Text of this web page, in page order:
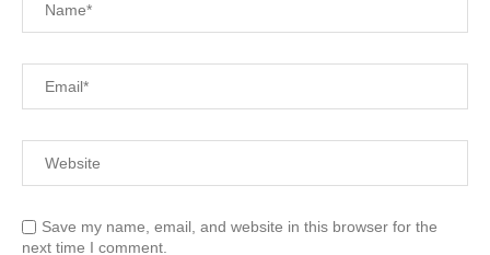
Save my name, email, and website in this browser for the
next time I comment.